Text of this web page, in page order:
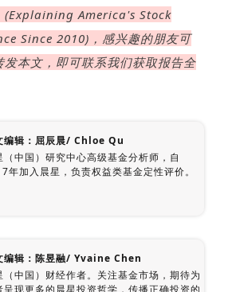
(Explaining America's Stock
Since 2010)，感兴趣的朋友可
发本文，即可联系我们获取报告全
编辑：屈辰晨/ Chloe Qu
（中国）研究中心高级基金分析师，自
年加入晨星，负责权益类基金定性评价。
编辑：陈昱融/ Yvaine Chen
（中国）财经作者。关注基金市场，期待为